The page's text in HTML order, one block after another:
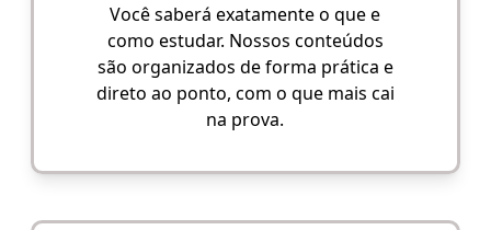
Você saberá exatamente o que e
como estudar. Nossos conteúdos
são organizados de forma prática e
direto ao ponto, com o que mais cai
na prova.